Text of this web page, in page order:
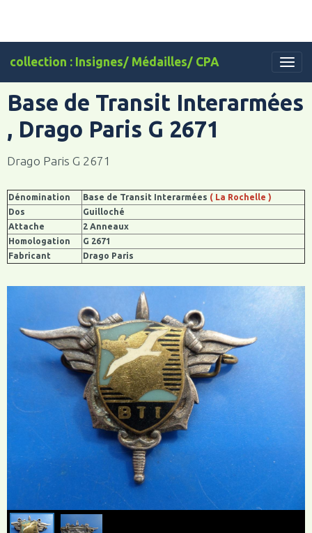
collection : Insignes/ Médailles/ CPA
Base de Transit Interarmées
, Drago Paris G 2671
Drago Paris G 2671
Dénomination Base de Transit Interarmées ( La Rochelle )
Dos
Guilloché
Attache
2 Anneaux
Homologation
G 2671
Fabricant
Drago Paris